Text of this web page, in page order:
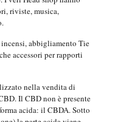
riviste, musica,
incensi, abbigliamento Tie
accessori per rapporti
nella vendita di
Il CBD non è presente
acida: il CBDA. Sotto